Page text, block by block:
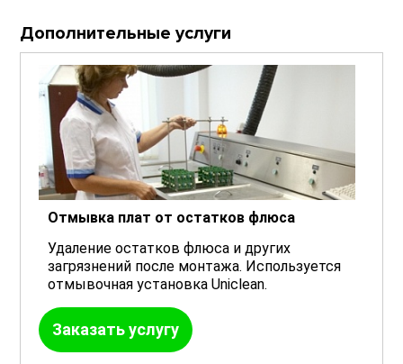
Дополнительные услуги
Отмывка плат от остатков флюса
Удаление остатков флюса и других
загрязнений после монтажа. Используется
отмывочная установка Uniclean.
Заказать услугу